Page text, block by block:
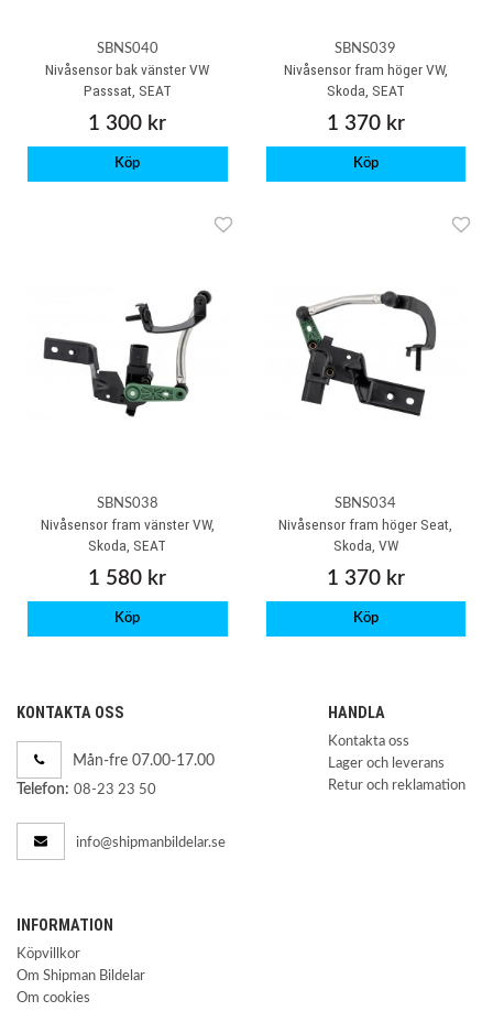
SBNS040
Nivåsensor bak vänster VW
Passsat, SEAT
1 300 kr
Köp
SBNS039
Nivåsensor fram höger VW,
Skoda, SEAT
1 370 kr
Köp
SBNS038
Nivåsensor fram vänster VW,
Skoda, SEAT
1 580 kr
Köp
SBNS034
Nivåsensor fram höger Seat,
Skoda, VW
1 370 kr
Köp
KONTAKTA OSS
Mån-fre 07.00-17.00
Telefon: 08-23 23 50
info@shipmanbildelar.se
HANDLA
Kontakta oss
Lager och leverans
Retur och reklamation
INFORMATION
Köpvillkor
Om Shipman Bildelar
Om cookies